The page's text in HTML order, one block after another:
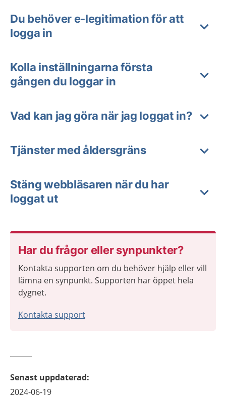
Du behöver e-legitimation för att
logga in
Kolla inställningarna första
gången du loggar in
Vad kan jag göra när jag loggat in?
Tjänster med åldersgräns
Stäng webbläsaren när du har
loggat ut
Har du frågor eller synpunkter?
Kontakta supporten om du behöver hjälp eller vill
lämna en synpunkt. Supporten har öppet hela
dygnet.
Kontakta support
Senast uppdaterad:
2024-06-19